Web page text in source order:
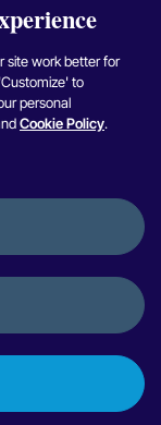
合わせ
Linkedin
site work better for
to
personal
Cookie Policy.